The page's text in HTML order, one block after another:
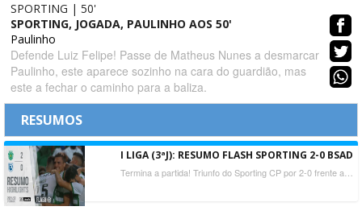
SPORTING | 50'
SPORTING, JOGADA, PAULINHO AOS 50'
Paulinho
Defende Luiz Felipe! Passe de Matheus Nunes a desmarcar
Paulinho, este aparece sozinho na cara do guardião, mas
este a fechar o caminho para a baliza.
RESUMOS
I LIGA (3ªJ): RESUMO FLASH SPORTING 2-0 BSAD